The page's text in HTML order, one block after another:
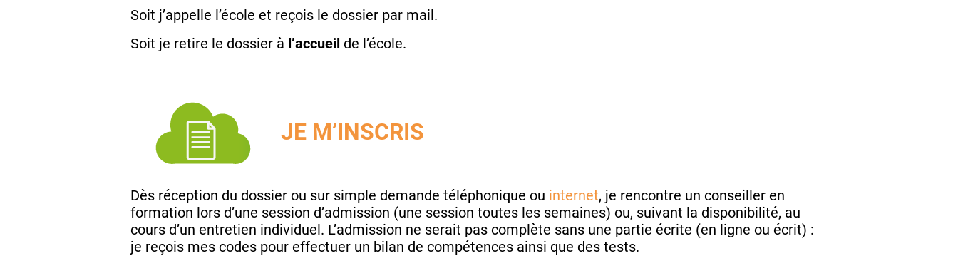
Soit j’appelle l’école et reçois le dossier par mail.
Soit je retire le dossier à l’accueil de l’école.
JE M’INSCRIS
Dès réception du dossier ou sur simple demande téléphonique ou internet, je rencontre un conseiller en
formation lors d’une session d’admission (une session toutes les semaines) ou, suivant la disponibilité, au
cours d’un entretien individuel. L’admission ne serait pas complète sans une partie écrite (en ligne ou écrit) :
je reçois mes codes pour effectuer un bilan de compétences ainsi que des tests.